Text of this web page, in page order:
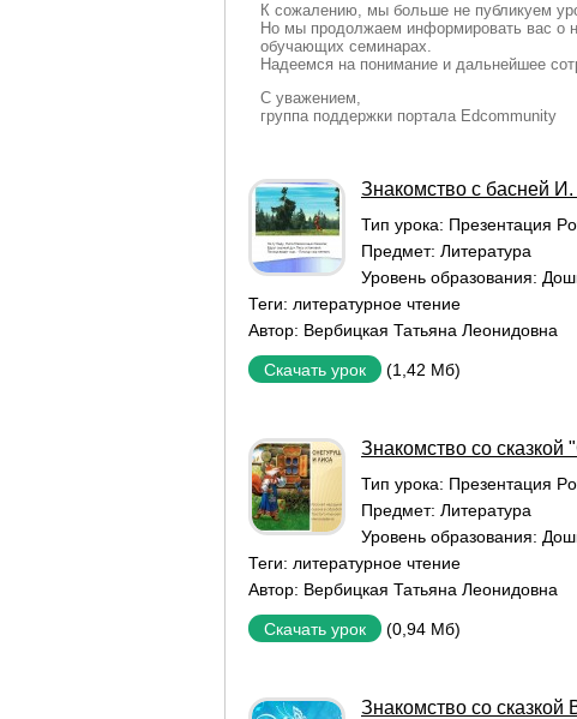
К сожалению, мы больше не публикуем
Но мы продолжаем информировать вас о
обучающих семинарах.
Надеемся на понимание и дальнейшее
С уважением,
группа поддержки портала Edcommunity
Знакомство с басней
Тип урока: Презентация
Предмет: Литература
Уровень образования:
Теги: литературное чтение
Автор: Вербицкая Татьяна Леонидовна
Скачать урок (1,42 Мб)
Знакомство со сказкой
Тип урока: Презентация
Предмет: Литература
Уровень образования:
Теги: литературное чтение
Автор: Вербицкая Татьяна Леонидовна
Скачать урок (0,94 Мб)
Знакомство со